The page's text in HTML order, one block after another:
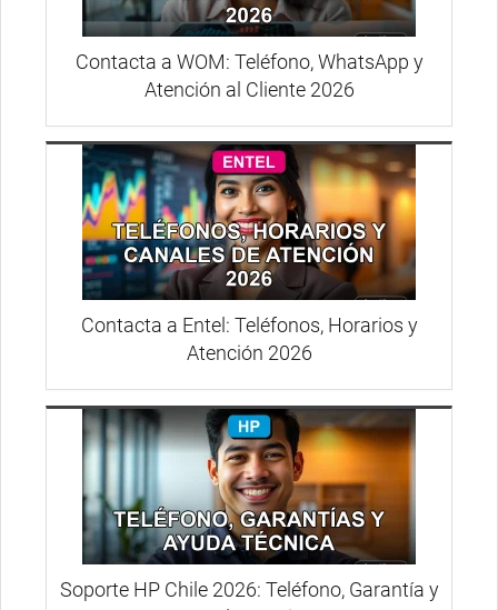
Contacta a WOM: Teléfono, WhatsApp y
Atención al Cliente 2026
Contacta a Entel: Teléfonos, Horarios y
Atención 2026
Soporte HP Chile 2026: Teléfono, Garantía y